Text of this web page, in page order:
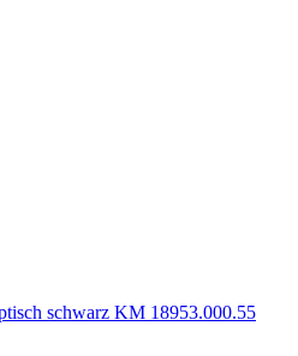
schwarz KM 18953.000.55